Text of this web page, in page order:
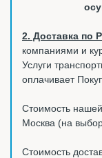
2. Доставка по
компаниями и
Услуги
оплачивает
Стоимость
Москва (на
Стоимость